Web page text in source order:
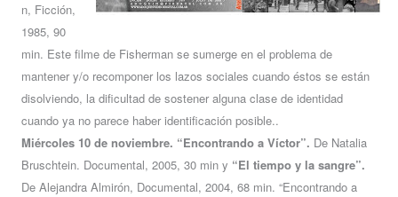
n, Ficción,
1985, 90
min. Este filme de Fisherman se sumerge en el problema de
mantener y/o recomponer los lazos sociales cuando éstos se están
disolviendo, la dificultad de sostener alguna clase de identidad
cuando ya no parece haber identificación posible..
Miércoles 10 de noviembre. “Encontrando a Víctor”. De Natalia
Bruschtein. Documental, 2005, 30 min y “El tiempo y la sangre”.
De Alejandra Almirón, Documental, 2004, 68 min. “Encontrando a